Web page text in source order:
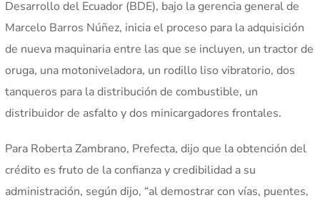
Desarrollo del Ecuador (BDE), bajo la gerencia general de
Marcelo Barros Núñez, inicia el proceso para la adquisición
de nueva maquinaria entre las que se incluyen, un tractor de
oruga, una motoniveladora, un rodillo liso vibratorio, dos
tanqueros para la distribución de combustible, un
distribuidor de asfalto y dos minicargadores frontales.
Para Roberta Zambrano, Prefecta, dijo que la obtención del
crédito es fruto de la confianza y credibilidad a su
administración, según dijo, “al demostrar con vías, puentes,